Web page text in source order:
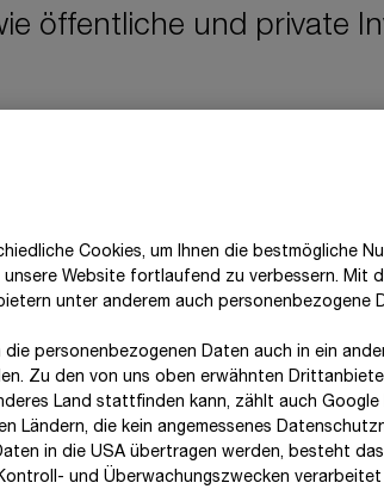
öffentliche und private
Cookies, um Ihnen die best­mögliche
unsere Website fortlaufend zu verbessern. Mit
unter anderem auch personenbezogene
die personenbezogenen Daten auch in ein
Zu den von uns oben erwähnten
Land stattfinden kann, zählt auch Google
Ländern, die kein angemessenes
in die USA übertragen werden, besteht
und Überwachungszwecken